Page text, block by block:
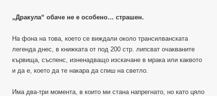
„Дракула“ обаче не е особено… страшен.
На фона на това, което се виждали около трансилванската
легенда днес, в книжката от под 200 стр. липсват очакваните
кървища, съспенс, изненадващо изскачане в мрака или каквото
и да е, което да те накара да спиш на светло.
Има два-три момента, в които ми стана напрегнато, но като цяло